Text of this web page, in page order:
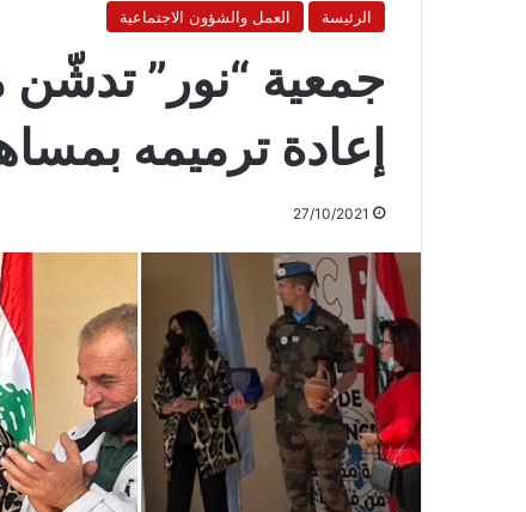
الرئيسة العمل والشؤون الاجتماعية
جمعية “نور” تدشّن
إعادة ترميمه
27/10/2021